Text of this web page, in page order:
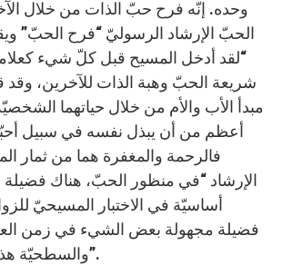
وحده. إنّه فرح حبّ الذات من خلال
“لقد أدخل المسيح قبل كلّ شيء
شريعة الحبّ وهبة الذات للآخرين، وقد
مبدأ الأب والأم من خلال حياتهما
فالرحمة والمغفرة هما من ثمار
الإرشاد “في منظور الحبّ، هناك
أساسيّة في الاختبار المسيحيّ
فضيلة مجهولة بعض الشيء في زمن
والسطحيّة هذا: ألا وهي الحنان”.